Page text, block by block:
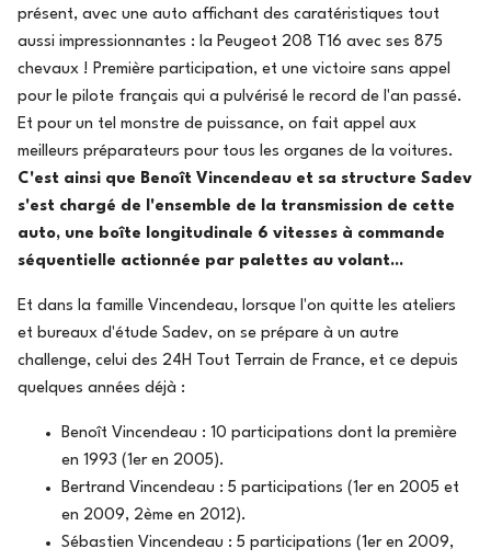
présent, avec une auto affichant des caratéristiques tout
aussi impressionnantes : la Peugeot 208 T16 avec ses 875
chevaux ! Première participation, et une victoire sans appel
pour le pilote français qui a pulvérisé le record de l'an passé.
Et pour un tel monstre de puissance, on fait appel aux
meilleurs préparateurs pour tous les organes de la voitures.
C'est ainsi que Benoît Vincendeau et sa structure Sadev
s'est chargé de l'ensemble de la transmission de cette
auto, une boîte longitudinale 6 vitesses à commande
séquentielle actionnée par palettes au volant...
Et dans la famille Vincendeau, lorsque l'on quitte les ateliers
et bureaux d'étude Sadev, on se prépare à un autre
challenge, celui des 24H Tout Terrain de France, et ce depuis
quelques années déjà :
Benoît Vincendeau : 10 participations dont la première
en 1993 (1er en 2005).
Bertrand Vincendeau : 5 participations (1er en 2005 et
en 2009, 2ème en 2012).
Sébastien Vincendeau : 5 participations (1er en 2009,